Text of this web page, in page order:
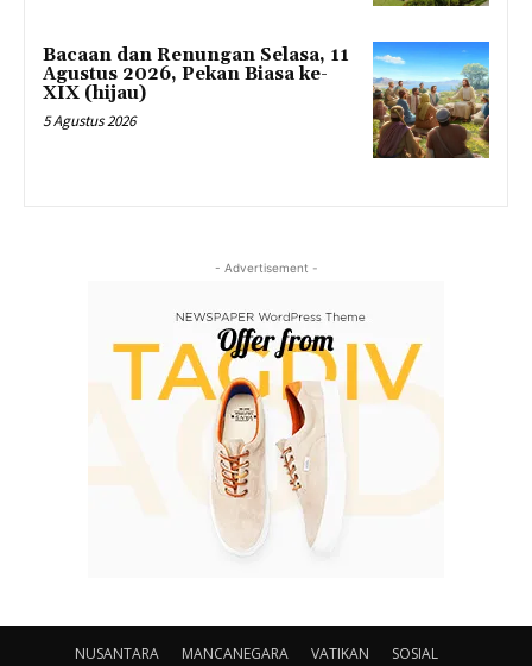
Bacaan dan Renungan Selasa, 11
Agustus 2026, Pekan Biasa ke-
XIX (hijau)
5 Agustus 2026
- Advertisement -
NUSANTARA MANCANEGARA VATIKAN SOSIAL